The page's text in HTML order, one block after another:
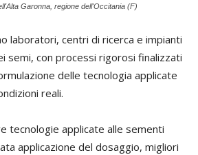
Garonna, regione dell'Occitania (F)
laboratori, centri di ricerca e impianti
semi, con processi rigorosi finalizzati
delle tecnologia applicate
reali.
tecnologie applicate alle sementi
applicazione del dosaggio, migliori